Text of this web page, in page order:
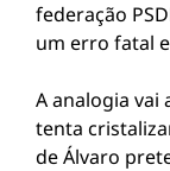
federação
um erro fatal
A analogia vai
tenta
de Álvaro